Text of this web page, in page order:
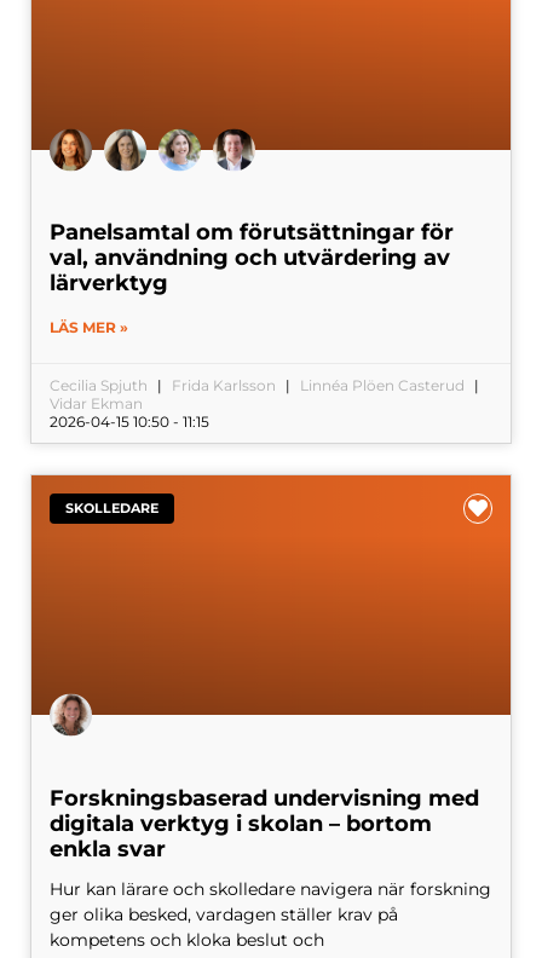
Panelsamtal om förutsättningar för
val, användning och utvärdering av
lärverktyg
LÄS MER »
Cecilia Spjuth Frida Karlsson
Linnéa Plöen Casterud
Vidar Ekman
2026-04-15 10:50 - 11:15
SKOLLEDARE
Forskningsbaserad undervisning med
digitala verktyg i skolan – bortom
enkla svar
Hur kan lärare och skolledare navigera när forskning
ger olika besked, vardagen ställer krav på
kompetens och kloka beslut och